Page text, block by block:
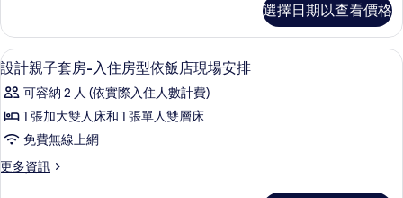
有
相
片
行
政
套
的
詳
選擇日期以查看價格
顯
示
設
計
親
子
客房內保險箱、書桌、隔音、免費無線
12
設計親子套房-入住房型依飯店現場安排
可容納 2 人 (依實際入住人數計費)
1 張加大雙人床和 1 張單人雙層床
免費無線上網
更多資訊
更